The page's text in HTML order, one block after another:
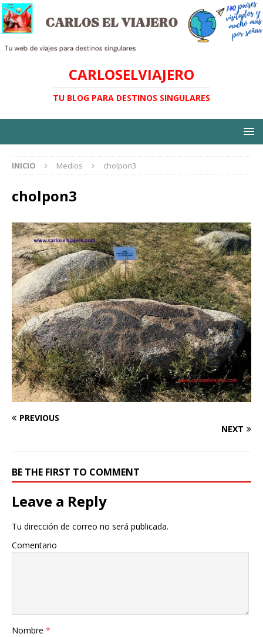
CARLOSELVIAJERO
TU BLOG PARA DESTINOS SINGULARES
INICIO Medios cholpon3
cholpon3
PREVIOUS
NEXT
BE THE FIRST TO COMMENT
Leave a Reply
Tu dirección de correo no será publicada.
Comentario
Nombre *